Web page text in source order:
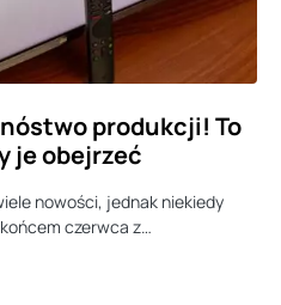
produkcji! To
je obejrzeć
nowości, jednak niekiedy
czerwca z…